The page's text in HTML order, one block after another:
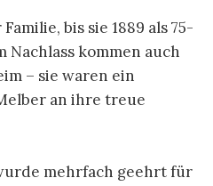
bis sie 1889 als 75-
kommen auch
– sie waren ein
an ihre treue
mehrfach geehrt für